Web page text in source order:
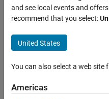
vlookup
みたい
な掛け
算
かお
11 Apr
and see local events and
recommend that you select:
United States
You can also select a web site
Americas